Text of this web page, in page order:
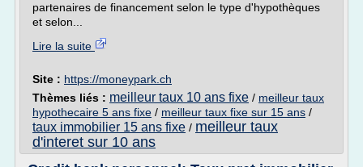
partenaires de financement selon le type d'hypothèques
et selon...
Lire la suite
Site : https://moneypark.ch
Thèmes liés : meilleur taux 10 ans fixe / meilleur taux
hypothecaire 5 ans fixe / meilleur taux fixe sur 15 ans /
taux immobilier 15 ans fixe / meilleur taux
d'interet sur 10 ans